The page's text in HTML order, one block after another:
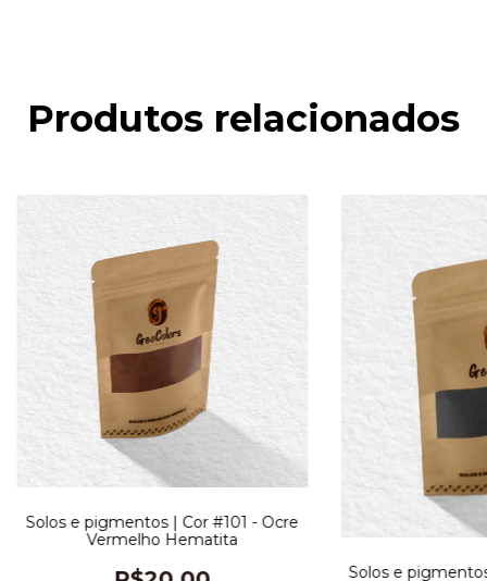
Produtos relacionados
Solos e pigmentos | Cor #101 - Ocre
Vermelho Hematita
Solos e